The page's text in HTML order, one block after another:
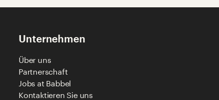
Unternehmen
Über uns
Partnerschaft
Jobs at Babbel
Kontaktieren Sie uns